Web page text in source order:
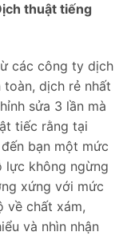
thuật tiếng
các công ty dịch
dịch rẻ nhất
sửa 3 lần mà
tiếc rằng tại
bạn một mức
lực không ngừng
xứng với mức
về chất xám,
và nhìn nhận